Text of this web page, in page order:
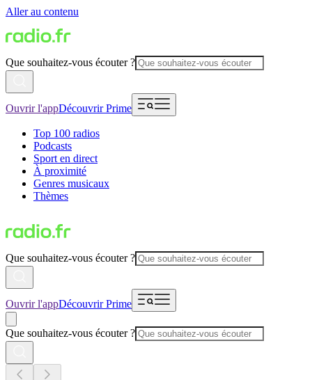
Aller au contenu
Que souhaitez-vous écouter ?
Ouvrir l'appDécouvrir Prime
Top 100 radios
Podcasts
Sport en direct
À proximité
Genres musicaux
Thèmes
Que souhaitez-vous écouter ?
Ouvrir l'appDécouvrir Prime
Que souhaitez-vous écouter ?